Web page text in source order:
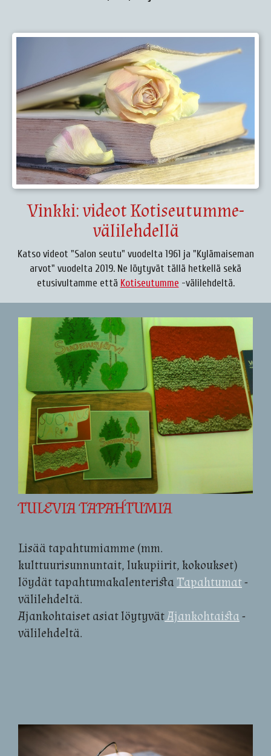
Vinkki: videot Kotiseutumme-
välilehdellä
Katso videot "Salon seutu" vuodelta 1961 ja "Kylämaiseman
arvot" vuodelta 2019. Ne löytyvät tällä hetkellä sekä
etusivultamme että Kotiseutumme -välilehdeltä.
TULEVIA TAPAHTUMIA
Lisää tapahtumiamme (mm.
kulttuurisunnuntait, lukupiirit, kokoukset)
löydät tapahtumakalenteristaTapahtumat-
välilehdeltä.
Ajankohtaiset asiat löytyvätAjankohtaista-
välilehdeltä.